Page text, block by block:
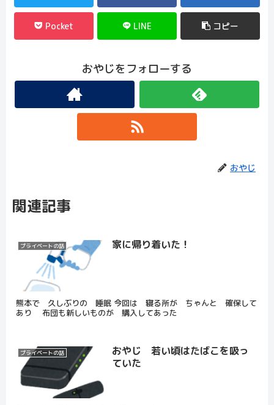
Pocket LINE コピー
おやじをフォローする
おやじ
関連記事
プライベートの話 家に帰り着いた！
熊本で 久しぶりの 睡眠 今回は 寝る所が ちゃんと 確保して
あり 布団も新しいものが 購入してあった
プライベートの話
おやじ 若い頃はたばこを吸っ
ていた